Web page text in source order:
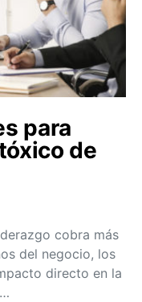
para
de
cobra más
del negocio, los
directo en la